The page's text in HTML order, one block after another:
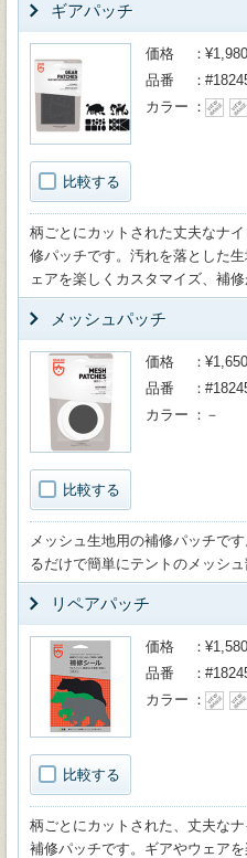
ギアパッチ
比較する
価格
品番
カラー
柄ごとにカットされた丈夫なナ
修パッチです。汚れを落とした
ェアを楽しくカスタマイズ、補修
メッシュパッチ
比較する
価格
品番
カラー
－
メッシュ生地用の補修パッチで
るだけで簡単にテントのメッシ
リペアパッチ
比較する
価格
品番
カラー
柄ごとにカットされた、丈夫な
補修パッチです。ギアやウェア